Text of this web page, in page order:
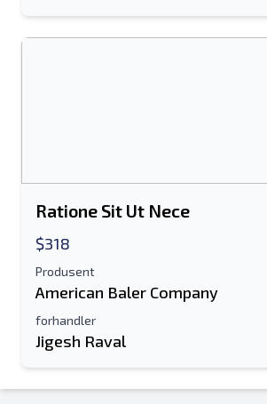
Ratione Sit Ut Nece
$318
Produsent
American Baler Company
forhandler
Jigesh Raval
Sende